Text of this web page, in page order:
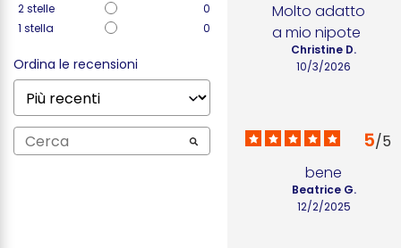
2stelle
0
1 stella 0
Ordina le recensioni
Molto adatto
a mio nipote
10/3/2026
Christine D.
5/5
bene
12/2/2025
Beatrice G.